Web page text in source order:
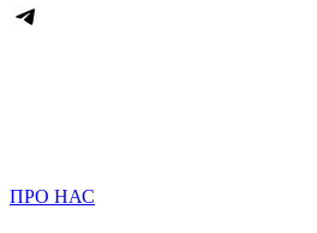
ПРО НАС